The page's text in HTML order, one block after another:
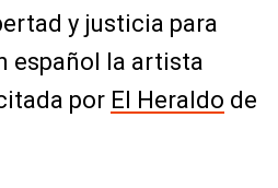
y justicia para
español la artista
por El Heraldo de